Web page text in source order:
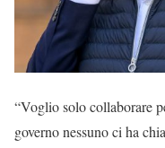
“Voglio solo collaborare
governo nessuno ci ha